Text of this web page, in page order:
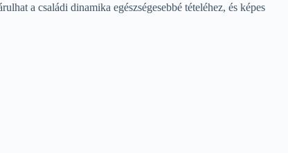
a családi dinamika egészségesebbé tételéhez, és képes